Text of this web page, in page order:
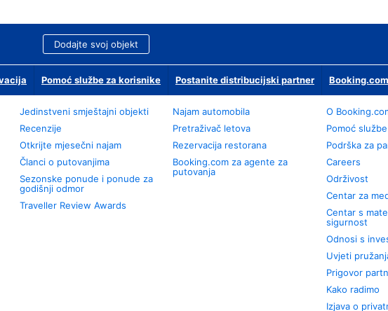
Dodajte svoj objekt
Pomoć službe za korisnike Postanite distribucijski partner
Jedinstveni smještajni objekti
Recenzije
Otkrijte mjesečni najam
Članci o putovanjima
Sezonske ponude i ponude za
godišnji odmor
Traveller Review Awards
Najam automobila
Pretraživač letova
Rezervacija restorana
Booking.com za agente za
putovanja
O
Pomoć
Podrška za
Careers
Održivost
Centar za
Centar s
sigurnost
Odnosi s
Uvjeti
Prigovor
Kako radimo
Izjava o